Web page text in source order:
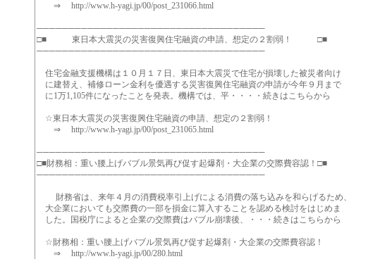
⇒ http://www.h-yagi.jp/00/post_231066.html
────────────────────────────────────
□■ 東日本大震災の災害復興住宅融資の申請、想定の２割弱！ □■
────────────────────────────────────
住宅金融支援機構は１０月１７日、東日本大震災で住宅が損壊した被災者向け
に建替え、補修ローン金利を優遇する災害復興住宅融資の申請が今年９月まで
に1万1,105件になったことを発表。機構では、平・・・・続きはこちらから
☆東日本大震災の災害復興住宅融資の申請、想定の２割弱！
⇒ http://www.h-yagi.jp/00/post_231065.html
────────────────────────────────────
□■財務相：重い腰上げバブル景気再び促す起爆剤・大企業の交際費容認！□■
────────────────────────────────────
財務省は、来年４月の消費税率引上げによる消費の落ち込みを和らげるため、
大企業においても交際費の一部を損金に算入することを認める検討をはじめま
した。国税庁によると企業の交際費はバブル崩壊後、・・・続きはこちらから
☆財務相：重い腰上げバブル景気再び促す起爆剤・大企業の交際費容認！
⇒ http://www.h-yagi.jp/00/280.html